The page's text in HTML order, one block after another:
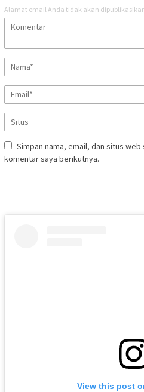
Alamat email Anda tidak akan
Simpan nama, email, dan situs
komentar saya berikutnya.
View this post